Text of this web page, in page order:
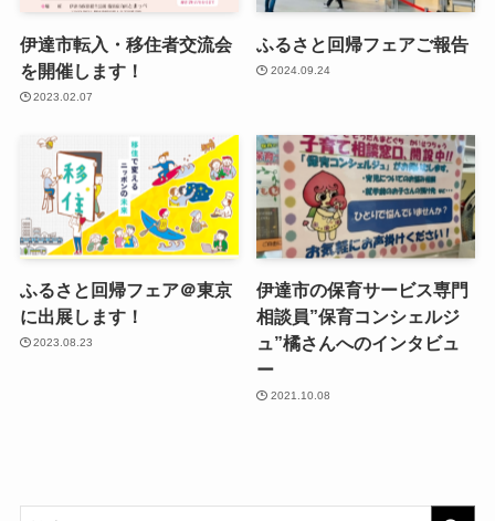
伊達市転入・移住者交流会
を開催します！
2023.02.07
ふるさと回帰フェアご報告
2024.09.24
ふるさと回帰フェア＠東京
に出展します！
2023.08.23
伊達市の保育サービス専門
相談員”保育コンシェルジ
ュ”橘さんへのインタビュ
ー
2021.10.08